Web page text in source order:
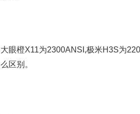
大眼橙X11为2300ANSI,极米H3S为
么区别。